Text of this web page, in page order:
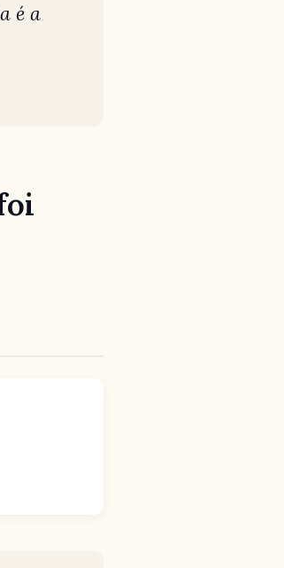
é a